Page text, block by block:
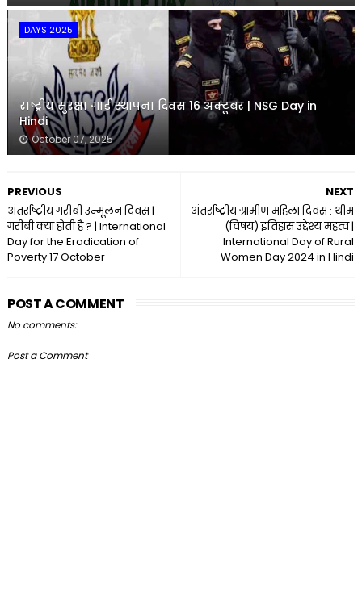
DAYS 2025
राष्ट्रीय सुरक्षा गार्ड स्थापना दिवस 16 अक्टूबर | NSG Day in
Hindi
October 07, 2025
NEXT
अंतर्राष्ट्रीय ग्रामीण महिला दिवस : थीम
(विषय) इतिहास उद्देश्य महत्व |
International Day of Rural
Women Day 2024 in Hindi
PREVIOUS
अंतर्राष्ट्रीय गरीबी उन्मूलन दिवस |
गरीबी क्या होती है ? | International
Day for the Eradication of
Poverty 17 October
POST A COMMENT
No comments:
Post a Comment